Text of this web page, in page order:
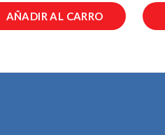
AÑADIR AL CARRO